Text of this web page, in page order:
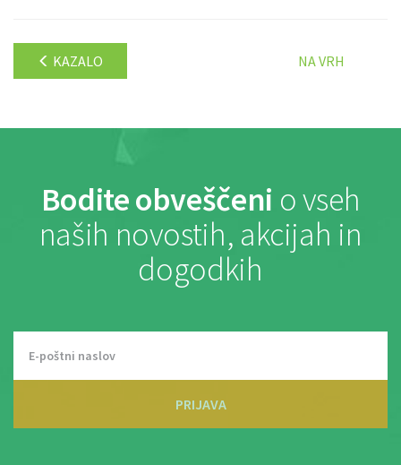
KAZALO NA VRH
Bodite obveščeni o vseh
naših novostih, akcijah in
dogodkih
PRIJAVA